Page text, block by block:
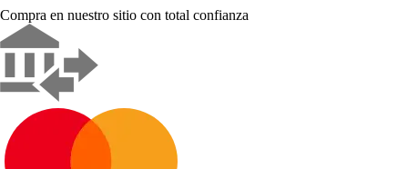
Compra en nuestro sitio con total confianza